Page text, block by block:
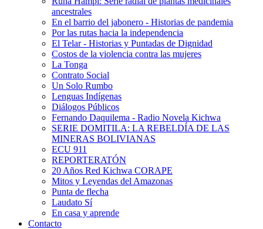
ancestrales
En el barrio del jabonero - Historias de pandemia
Por las rutas hacia la independencia
El Telar - Historias y Puntadas de Dignidad
Costos de la violencia contra las mujeres
La Tonga
Contrato Social
Un Solo Rumbo
Lenguas Indígenas
Diálogos Públicos
Fernando Daquilema - Radio Novela Kichwa
SERIE DOMITILA: LA REBELDÍA DE LAS
MINERAS BOLIVIANAS
ECU 911
REPORTERATÓN
20 Años Red Kichwa CORAPE
Mitos y Leyendas del Amazonas
Punta de flecha
Laudato Sí
En casa y aprende
Contacto